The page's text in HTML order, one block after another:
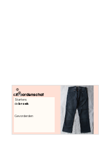
Woordenschat
Starters:
debroek
Gevorderden